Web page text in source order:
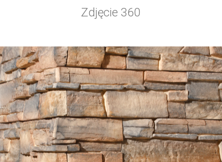
Zdjęcie 360
AVERNO
Dekorativer Steinverblender für Innen- und
Außenräume
Der Verblender auf Betonbasis lässt sich mit seiner warmen
Ausstrahlung vielfältig innen und außen einsetzen.